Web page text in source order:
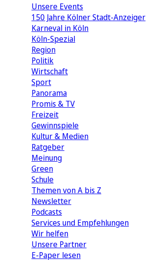
Unsere Events
150 Jahre Kölner Stadt-Anzeiger
Karneval in Köln
Köln-Spezial
Region
Politik
Wirtschaft
Sport
Panorama
Promis & TV
Freizeit
Gewinnspiele
Kultur & Medien
Ratgeber
Meinung
Green
Schule
Themen von A bis Z
Newsletter
Podcasts
Services und Empfehlungen
Wir helfen
Unsere Partner
E-Paper lesen